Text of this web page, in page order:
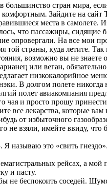
большинство стран мира,
Зайдите на сайт
места в самолете.
что пассажиры, сидящие
опровергали. На все мои
той страны, куда летите.
возможно вы не
или веган,
низкокалорийное
В долгом полете
полет авиакомпания
чая и просто прошу
все лекарства, которые
от избыточного
взяли, имейте ввиду, что
Я называю это «свить
рейсах, а
и пасту.
не беспокоить соседей.